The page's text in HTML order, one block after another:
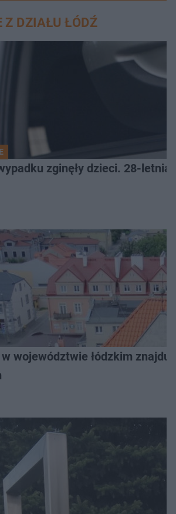
Z DZIAŁU ŁÓDŹ
zginęły dzieci. 28-
województwie łódzkim